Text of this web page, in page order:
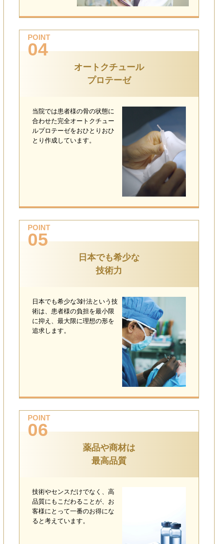
POINT
04
オートクチュール
プロテーゼ
当院では患者様の骨の状態に
合わせた完全オートクチュー
ルプロテーゼをおひとりおひ
とり作成しています。
POINT
05
日本でも希少な
技術力
日本でも希少な3針法という技
術は、患者様の負担を最小限
に抑え、最大限に理想の形を
追求します。
POINT
06
薬品や商材は
最高品質
技術やセンスだけでなく、高
品質にもこだわることが、お
客様にとって一番のお得にな
ると考えています。